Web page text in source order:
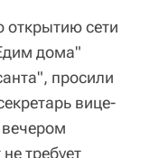
открытию сети
дома"
просили
вице-
требует